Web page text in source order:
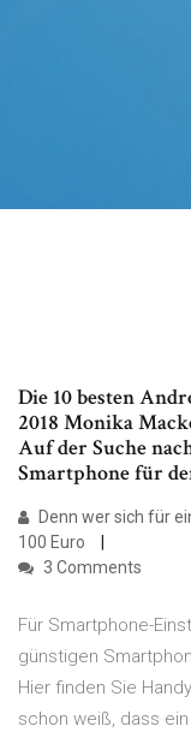
Die 10 besten
2018 Monika
Auf der Suche
Smartphone für
Denn wer sich für
100 Euro
3 Comments
Für Smartphone-
günstigen
Hier finden Sie
schon weiß, dass